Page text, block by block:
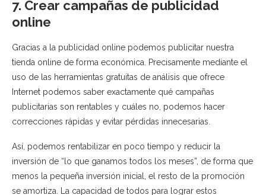
7. Crear campañas de publicidad
online
Gracias a la publicidad online podemos publicitar nuestra
tienda online de forma económica. Precisamente mediante el
uso de las herramientas gratuitas de análisis que ofrece
Internet podemos saber exactamente qué campañas
publicitarias son rentables y cuáles no, podemos hacer
correcciones rápidas y evitar pérdidas innecesarias.
Así, podemos rentabilizar en poco tiempo y reducir la
inversión de “lo que ganamos todos los meses”, de forma que
menos la pequeña inversión inicial, el resto de la promoción
se amortiza. La capacidad de todos para lograr estos